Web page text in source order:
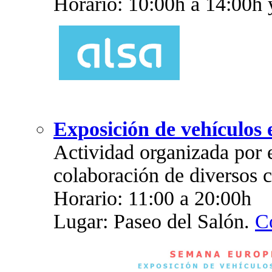
Exposición de vehículos
Actividad organizada por
colaboración de diversos
Horario: 11:00 a 20:00h
Lugar: Paseo del Salón.